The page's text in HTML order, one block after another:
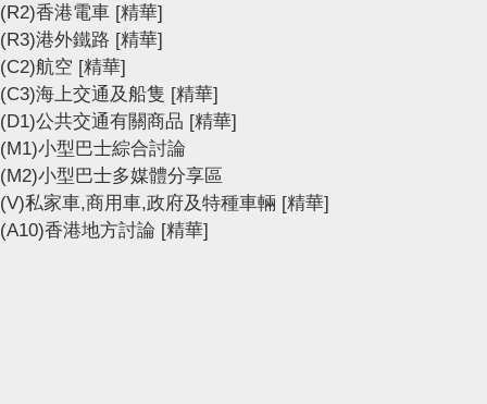
(R2)香港電車 [精華]
(R3)港外鐵路 [精華]
(C2)航空 [精華]
(C3)海上交通及船隻 [精華]
(D1)公共交通有關商品 [精華]
(M1)小型巴士綜合討論
(M2)小型巴士多媒體分享區
(V)私家車,商用車,政府及特種車輛 [精華]
(A10)香港地方討論 [精華]